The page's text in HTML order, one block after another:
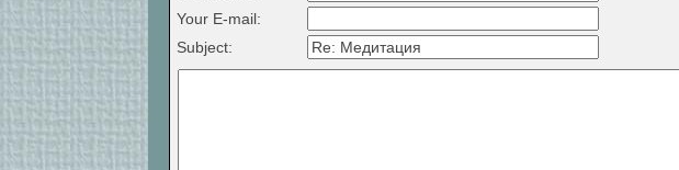
Your E-mail:
Subject: